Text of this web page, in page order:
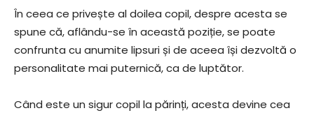
În ceea ce privește al doilea copil, despre acesta se
spune că, aflându-se în această poziție, se poate
confrunta cu anumite lipsuri și de aceea își dezvoltă o
personalitate mai puternică, ca de luptător.
Când este un sigur copil la părinți, acesta devine cea